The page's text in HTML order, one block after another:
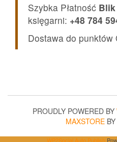
Szybka Płatność Blik
księgarni: +48 784
Dostawa do punktów
PROUDLY POWERED BY
MAXSTORE
WP2Social Auto Publish